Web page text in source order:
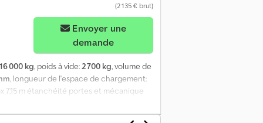
d'images
(2 135 € brut)
demande
16 000 kg, poids à vide:2 700 kg, volume de
, longueur de l'espace de chargement:
7,15 m étanchéité portes et mécanique